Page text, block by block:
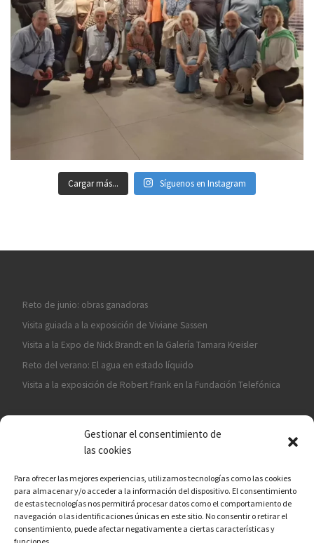
Gestionar el consentimiento de
las cookies
Para ofrecer las mejores experiencias, utilizamos tecnologías como las cookies
para almacenar y/o acceder a la información del dispositivo. El consentimiento
de estas tecnologías nos permitirá procesar datos como el comportamiento de
navegación o las identificaciones únicas en este sitio. No consentir o retirar el
consentimiento, puede afectar negativamente a ciertas características y
Cargar más... Síguenos en Instagram
Reto de junio: obras ganadoras
Visita guiada a la exposición de Viviane Sassen
Visita a la Expo de Nick Brandt en la Galería Tamara Kreisler
Reto del verano: El agua en estado líquido
Visita a la exposición de Robert Frank en la Fundación Telefónica
¡ASÓCIATE A CÁMARA EN MANO!